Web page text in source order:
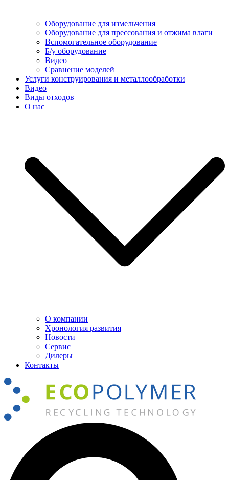
Оборудование для измельчения
Оборудование для прессования и отжима влаги
Вспомогательное оборудование
Б/у оборудование
Видео
Сравнение моделей
Услуги конструирования и металлообработки
Видео
Виды отходов
О нас
О компании
Хронология развития
Новости
Сервис
Дилеры
Контакты